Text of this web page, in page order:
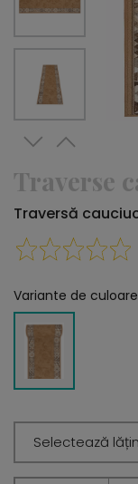
Traverse
Traversă
Variante de
Selectează